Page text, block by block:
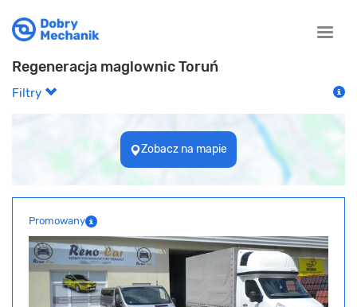
Toggle
Regeneracja maglownic Toruń
Filtry
Zobacz na mapie
Promowany